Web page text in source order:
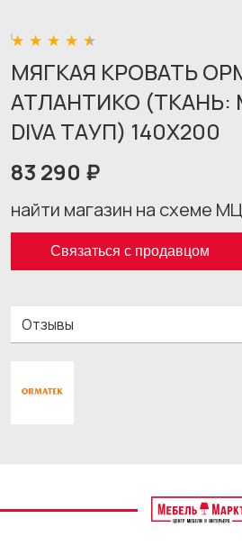
МЯГКАЯ КРОВАТЬ
АТЛАНТИКО
DIVA ТАУП) 140X200
83 290 ₽
найти магазин на схеме МЦ
Связаться с продавцом
Отзывы